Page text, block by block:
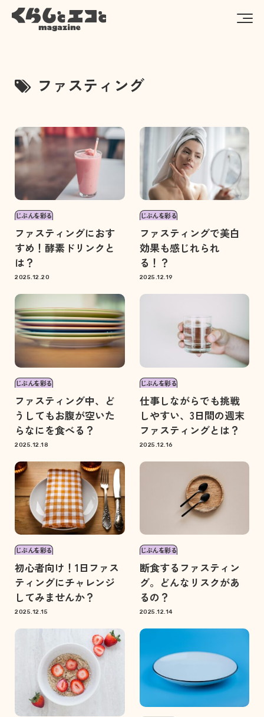
ファスティング
じぶんを彩る
ファスティングにおす
すめ！酵素ドリンクと
は？
2025.12.20
じぶんを彩る
ファスティングで美白
効果も感じれられ
る！？
2025.12.19
じぶんを彩る
ファスティング中、ど
うしてもお腹が空いた
らなにを食べる？
2025.12.18
じぶんを彩る
仕事しながらでも挑戦
しやすい、3日間の週末
ファスティングとは？
2025.12.16
じぶんを彩る
初心者向け！1日ファス
ティングにチャレンジ
してみませんか？
2025.12.15
じぶんを彩る
断食するファスティン
グ。どんなリスクがあ
るの？
2025.12.14